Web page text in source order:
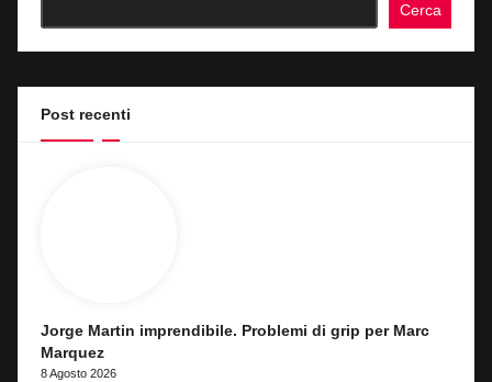
Cerca
Post recenti
Jorge Martin imprendibile. Problemi di grip per Marc
Marquez
8 Agosto 2026